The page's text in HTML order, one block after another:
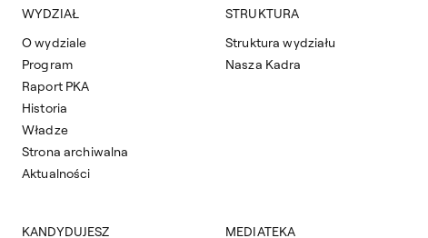
WYDZIAŁ
O wydziale
Program
Raport PKA
Historia
Władze
Strona archiwalna
Aktualności
STRUKTURA
Struktura wydziału
Nasza Kadra
KANDYDUJESZ
MEDIATEKA